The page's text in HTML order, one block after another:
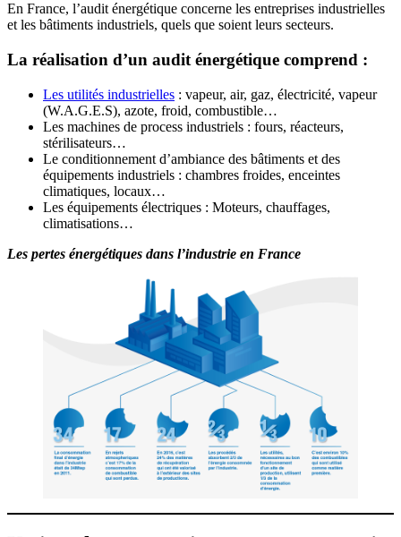
En France, l’audit énergétique concerne les entreprises industrielles
et les bâtiments industriels, quels que soient leurs secteurs.
La réalisation d’un audit énergétique comprend :
Les utilités industrielles : vapeur, air, gaz, électricité, vapeur
(W.A.G.E.S), azote, froid, combustible…
Les machines de process industriels : fours, réacteurs,
stérilisateurs…
Le conditionnement d’ambiance des bâtiments et des
équipements industriels : chambres froides, enceintes
climatiques, locaux…
Les équipements électriques : Moteurs, chauffages,
climatisations…
Les pertes énergétiques dans l’industrie en France